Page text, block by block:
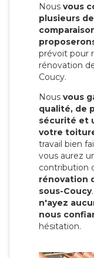
Nous vous
plusieurs
prévoit pour
rénovation
Coucy.
Nous vous
qualité, de
sécurité et
votre
travail bien
vous aurez
contribution
rénovation
sous-Coucy
n'ayez
nous
hésitation.